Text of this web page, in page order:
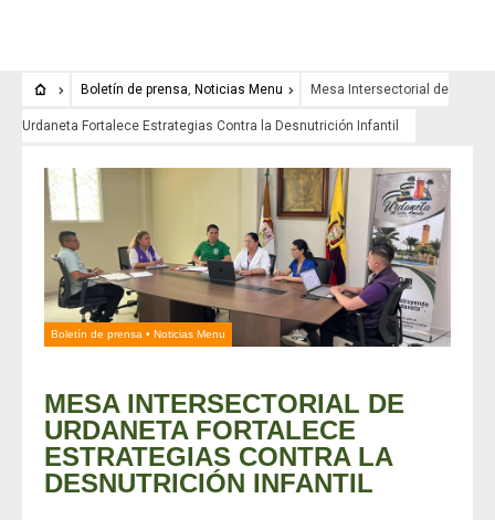
Boletín de prensa, Noticias Menu Mesa Intersectorial de
Urdaneta Fortalece Estrategias Contra la Desnutrición Infantil
Boletín de prensa • Noticias Menu
MESA INTERSECTORIAL DE
URDANETA FORTALECE
ESTRATEGIAS CONTRA LA
DESNUTRICIÓN INFANTIL